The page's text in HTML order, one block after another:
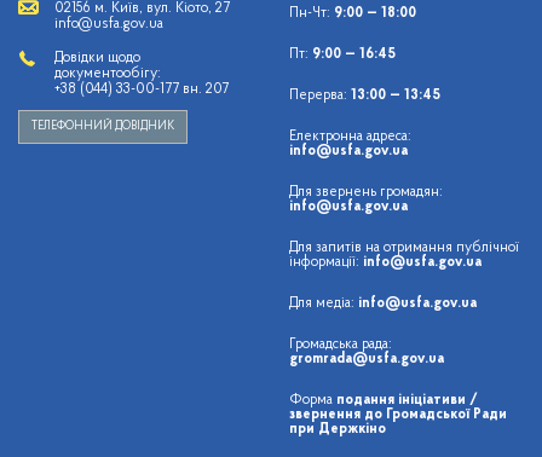
02156 м. Київ, вул. Кіото, 27
info@usfa.gov.ua
Довідки щодо
документообігу:
+38 (044) 33-00-177 вн. 207
ТЕЛЕФОННИЙ ДОВІДНИК
Пн-Чт: 9:00 — 18:00
Пт: 9:00 — 16:45
Перерва: 13:00 — 13:45
Електронна адреса:
info@usfa.gov.ua
Для звернень громадян:
info@usfa.gov.ua
Для запитів на отримання публічної
інформації: info@usfa.gov.ua
Для медіа: info@usfa.gov.ua
Громадська рада:
gromrada@usfa.gov.ua
Форма подання ініціативи /
звернення до Громадської Ради
при Держкіно